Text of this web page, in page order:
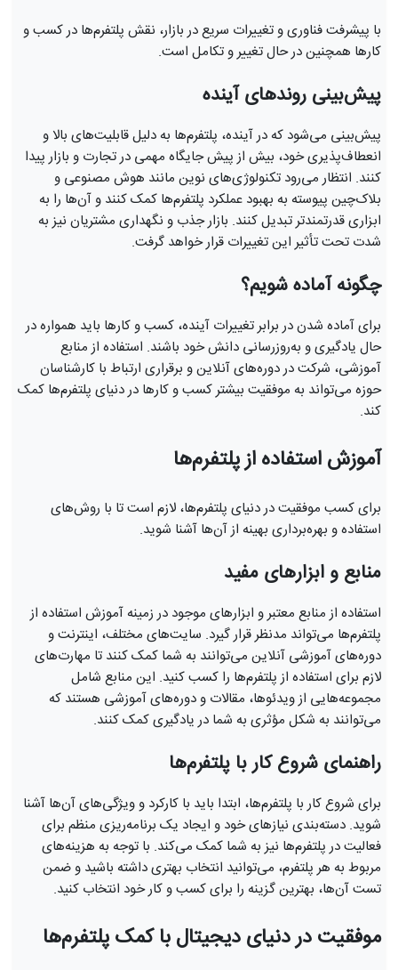
با پیشرفت فناوری و تغییرات سریع در بازار، نقش پلتفرم‌ها در کسب و
کارها همچنین در حال تغییر و تکامل است.
پیش‌بینی روندهای آینده
پیش‌بینی می‌شود که در آینده، پلتفرم‌ها به دلیل قابلیت‌های بالا و
انعطاف‌پذیری خود، بیش از پیش جایگاه مهمی در تجارت و بازار پیدا
کنند. انتظار می‌رود تکنولوژی‌های نوین مانند هوش مصنوعی و
بلاک‌چین پیوسته به بهبود عملکرد پلتفرم‌ها کمک کنند و آن‌ها را به
ابزاری قدرتمندتر تبدیل کنند. بازار جذب و نگهداری مشتریان نیز به
شدت تحت تأثیر این تغییرات قرار خواهد گرفت.
چگونه آماده شویم؟
برای آماده شدن در برابر تغییرات آینده، کسب و کارها باید همواره در
حال یادگیری و به‌روزرسانی دانش خود باشند. استفاده از منابع
آموزشی، شرکت در دوره‌های آنلاین و برقراری ارتباط با کارشناسان
حوزه می‌تواند به موفقیت بیشتر کسب و کارها در دنیای پلتفرم‌ها کمک
کند.
آموزش استفاده از پلتفرم‌ها
برای کسب موفقیت در دنیای پلتفرم‌ها، لازم است تا با روش‌های
استفاده و بهره‌برداری بهینه از آن‌ها آشنا شوید.
منابع و ابزارهای مفید
استفاده از منابع معتبر و ابزارهای موجود در زمینه آموزش استفاده از
پلتفرم‌ها می‌تواند مدنظر قرار گیرد. سایت‌های مختلف، اینترنت و
دوره‌های آموزشی آنلاین می‌توانند به شما کمک کنند تا مهارت‌های
لازم برای استفاده از پلتفرم‌ها را کسب کنید. این منابع شامل
مجموعه‌هایی از ویدئوها، مقالات و دوره‌های آموزشی هستند که
می‌توانند به شکل مؤثری به شما در یادگیری کمک کنند.
راهنمای شروع کار با پلتفرم‌ها
برای شروع کار با پلتفرم‌ها، ابتدا باید با کارکرد و ویژگی‌های آن‌ها آشنا
شوید. دسته‌بندی نیازهای خود و ایجاد یک برنامه‌ریزی منظم برای
فعالیت در پلتفرم‌ها نیز به شما کمک می‌کند. با توجه به هزینه‌های
مربوط به هر پلتفرم، می‌توانید انتخاب بهتری داشته باشید و ضمن
تست آن‌ها، بهترین گزینه را برای کسب و کار خود انتخاب کنید.
موفقیت در دنیای دیجیتال با کمک پلتفرم‌ها